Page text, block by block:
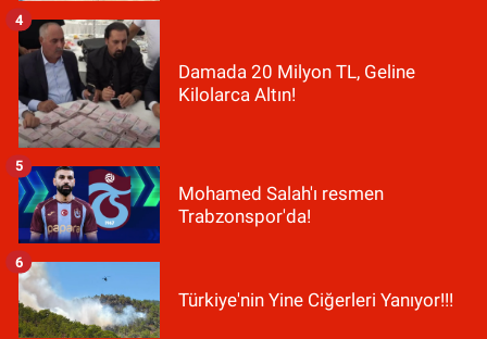
Damada 20 Milyon TL, Geline
Kilolarca Altın!
4
Mohamed Salah'ı resmen
Trabzonspor'da!
5
Türkiye'nin Yine Ciğerleri Yanıyor!!!
6